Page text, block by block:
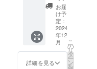
ム
可）。
備考欄
に掲載
するお
名前を
必ず明
記して
入り) ︎︎︎︎■
パンフ
レット
(自筆サ
イン入
り) ︎︎︎︎■ク
ラファ
ン限定
お届
け予
定：
2024
年12
月
詳細を見る
こ
の
リ
タ
ー
ン
を